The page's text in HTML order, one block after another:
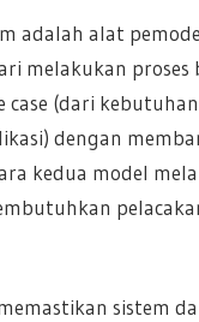
adalah alat
melakukan proses
case (dari
dengan
kedua model
sistem